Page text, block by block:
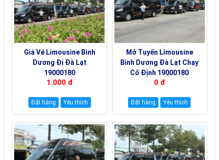
Giá Vé Limousine Bình
Dương Đi Đà Lạt
19000180
1.000 đ
Đặt hàng Yêu thích
Mở Tuyến Limousine
Bình Dương Đà Lạt Chạy
Cố Định 19000180
0 đ
Đặt hàng Yêu thích